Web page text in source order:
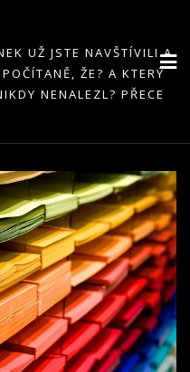
UŽ JSTE NAVŠTÍVILI A
ŽE? A KTERÝ
NENALEZL? PŘECE